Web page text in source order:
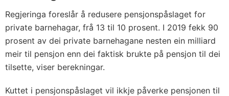
Regjeringa foreslår å redusere pensjonspåslaget for
private barnehagar, frå 13 til 10 prosent. I 2019 fekk 90
prosent av dei private barnehagane nesten ein milliard
meir til pensjon enn dei faktisk brukte på pensjon til dei
tilsette, viser berekningar.
Kuttet i pensjonspåslaget vil ikkje påverke pensjonen til